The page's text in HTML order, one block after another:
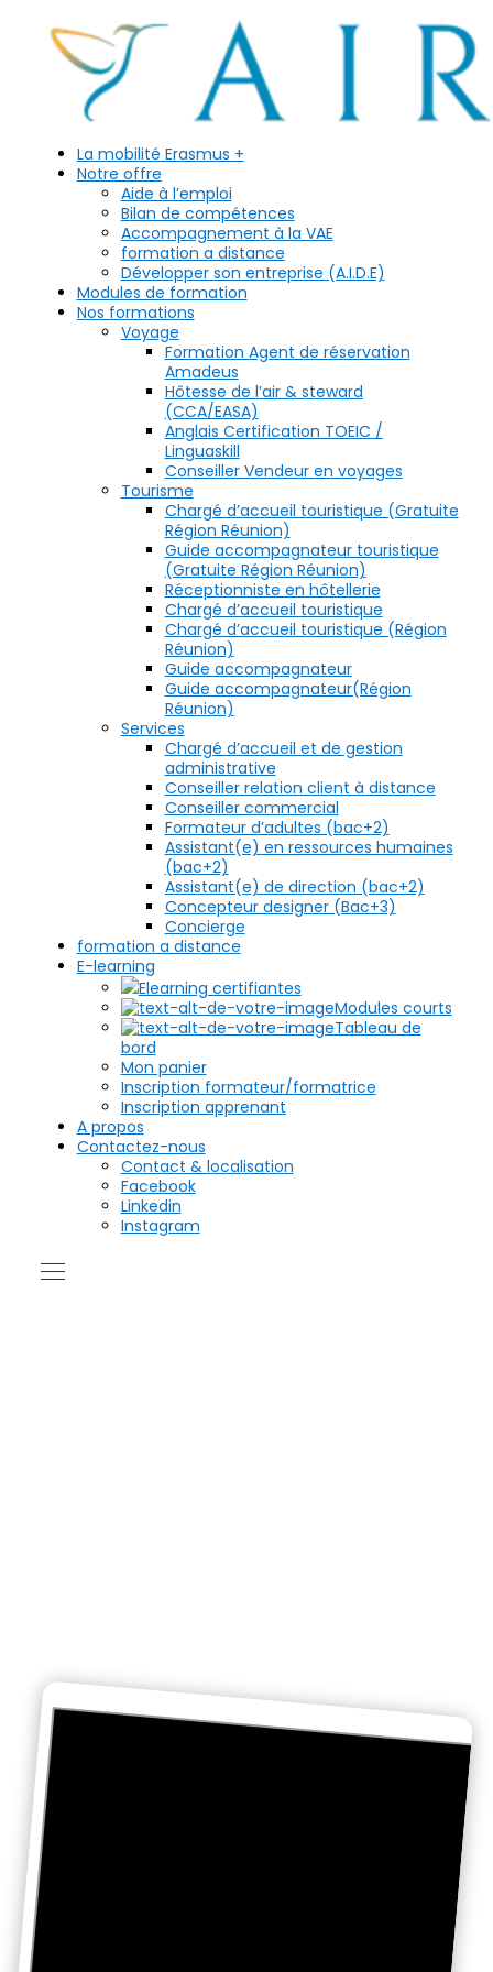
La mobilité Erasmus +
Notre offre
Aide à l’emploi
Bilan de compétences
Accompagnement à la VAE
formation a distance
Développer son entreprise (A.I.D.E)
Modules de formation
Nos formations
Voyage
Formation Agent de réservation
Amadeus
Hôtesse de l’air & steward
(CCA/EASA)
Anglais Certification TOEIC /
Linguaskill
Conseiller Vendeur en voyages
Tourisme
Chargé d’accueil touristique (Gratuite
Région Réunion)
Guide accompagnateur touristique
(Gratuite Région Réunion)
Réceptionniste en hôtellerie
Chargé d’accueil touristique
Chargé d’accueil touristique (Région
Réunion)
Guide accompagnateur
Guide accompagnateur(Région
Réunion)
Services
Chargé d’accueil et de gestion
administrative
Conseiller relation client à distance
Conseiller commercial
Formateur d’adultes (bac+2)
Assistant(e) en ressources humaines
(bac+2)
Assistant(e) de direction (bac+2)
Concepteur designer (Bac+3)
Concierge
formation a distance
E-learning
Elearning certifiantes
Modules courts
Tableau de
bord
Mon panier
Inscription formateur/formatrice
Inscription apprenant
A propos
Contactez-nous
Contact & localisation
Facebook
Linkedin
Instagram